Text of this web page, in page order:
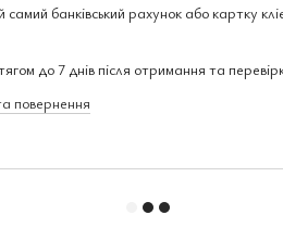
банківський рахунок або картку
до 7 днів після отримання та
повернення